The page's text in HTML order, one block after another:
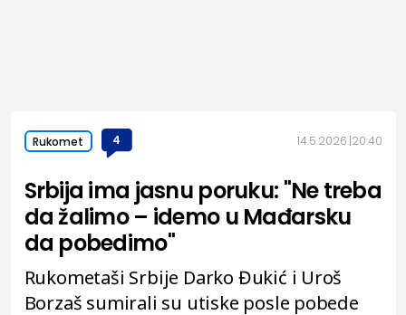
Rukomet 4 14.5.2026. 20:40
Srbija ima jasnu poruku: "Ne treba
da žalimo – idemo u Mađarsku
da pobedimo"
Rukometaši Srbije Darko Đukić i Uroš
Borzaš sumirali su utiske posle pobede